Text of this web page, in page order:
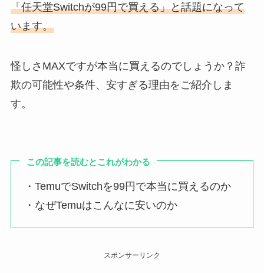
「任天堂Switchが99円で買える」と話題になって
います。
怪しさMAXですが本当に買えるのでしょうか？詐
欺の可能性や条件、安すぎる理由をご紹介しま
す。
この記事を読むとこれがわかる
・TemuでSwitchを99円で本当に買えるのか
・なぜTemuはこんなに安いのか
スポンサーリンク